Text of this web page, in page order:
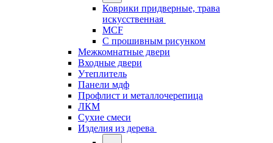
Коврики придверные, трава
искусственная
MCF
С прошивным рисунком
Межкомнатные двери
Входные двери
Утеплитель
Панели мдф
Профлист и металлочерепица
ЛКМ
Сухие смеси
Изделия из дерева